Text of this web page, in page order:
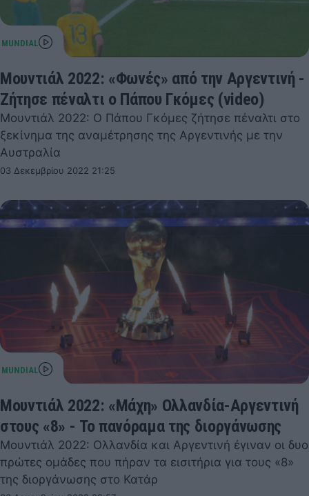
Μουντιάλ 2022: «Φωνές» από την Αργεντινή -
Ζήτησε πέναλτι ο Πάπου Γκόμες (video)
Μουντιάλ 2022: Ο Πάπου Γκόμες ζήτησε πέναλτι στο
ξεκίνημα της αναμέτρησης της Αργεντινής με την
Αυστραλία
03 Δεκεμβρίου 2022 21:25
Μουντιάλ 2022: «Μάχη» Ολλανδία-Αργεντινή
στους «8» - Το πανόραμα της διοργάνωσης
Μουντιάλ 2022: Ολλανδία και Αργεντινή έγιναν οι δυο
πρώτες ομάδες που πήραν τα εισιτήρια για τους «8»
της διοργάνωσης στο Κατάρ